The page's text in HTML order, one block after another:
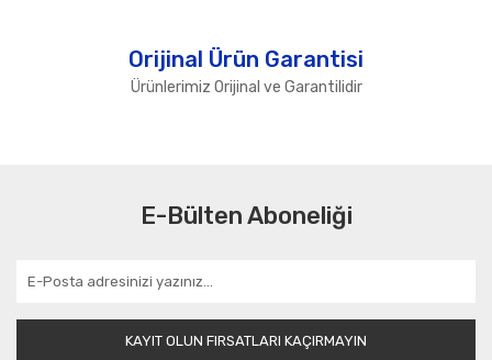
Orijinal Ürün Garantisi
Ürünlerimiz Orijinal ve Garantilidir
E-Bülten Aboneliği
KAYIT OLUN FIRSATLARI KAÇIRMAYIN